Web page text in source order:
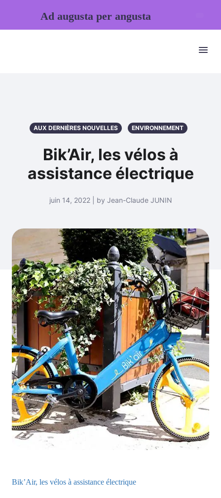
AUX DERNIÈRES NOUVELLES ENVIRONNEMENT
Bik’Air, les vélos à
assistance électrique
juin 14, 2022 | by Jean-Claude JUNIN
Bik’Air, les vélos à assistance électrique
Ad augusta per angusta